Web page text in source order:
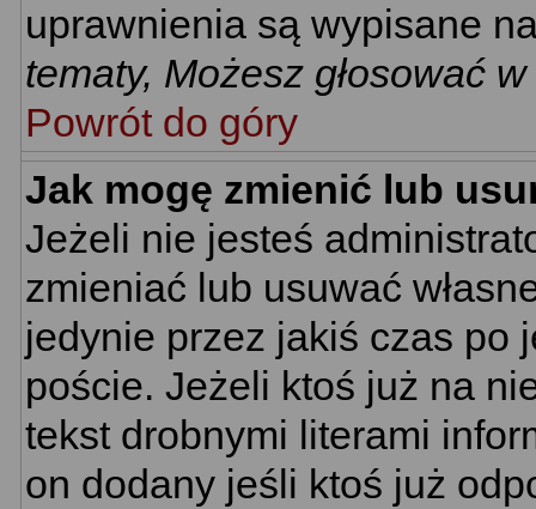
uprawnienia są wypisane
tematy, Możesz głosować
Powrót do góry
Jak mogę zmienić lub
Jeżeli nie jesteś
zmieniać lub usuwać
jedynie przez jakiś czas
poście. Jeżeli ktoś już na
tekst drobnymi literami
on dodany jeśli ktoś już